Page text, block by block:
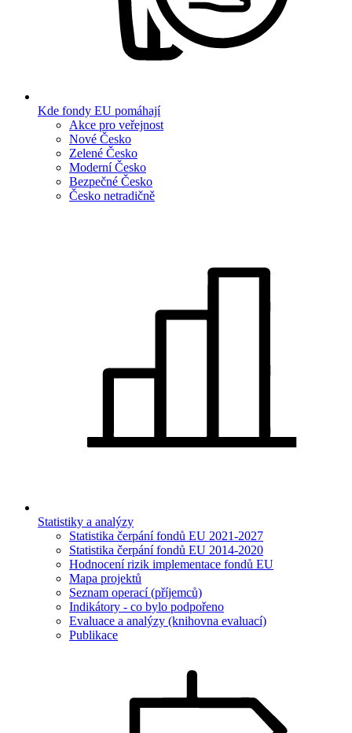
Kde fondy EU pomáhají
Akce pro veřejnost
Nové Česko
Zelené Česko
Moderní Česko
Bezpečné Česko
Česko netradičně
Statistiky a analýzy
Statistika čerpání fondů EU 2021-2027
Statistika čerpání fondů EU 2014-2020
Hodnocení rizik implementace fondů EU
Mapa projektů
Seznam operací (příjemců)
Indikátory - co bylo podpořeno
Evaluace a analýzy (knihovna evaluací)
Publikace